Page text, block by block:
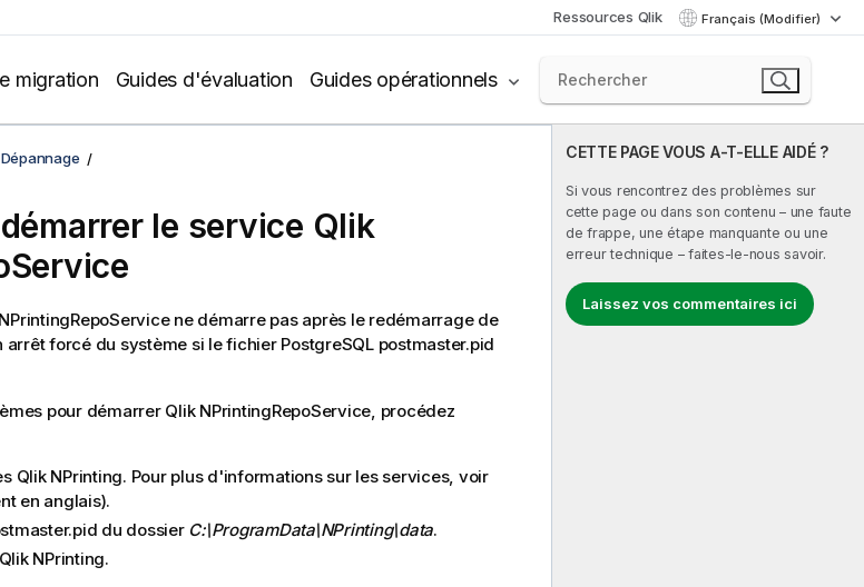
Ressources Qlik Français (Modifier)
migration Guides d'évaluation Guides opérationnels
CETTE PAGE VOUS A-T-ELLE AIDÉ ?
Si vous rencontrez des problèmes sur
cette page ou dans son contenu – une faute
de frappe, une étape manquante ou une
erreur technique – faites-le-nous savoir.
Laissez vos commentaires ici
Dépannage
le service Qlik
RepoServicene démarre pas après le redémarrage de
arrêt forcé du système si le fichier PostgreSQL postmaster.pid
pour démarrer Qlik NPrintingRepoService, procédez
Qlik NPrinting. Pour plus d'informations sur les services, voir
en anglais).
du dossier C:\ProgramData\NPrinting\data.
Qlik NPrinting.